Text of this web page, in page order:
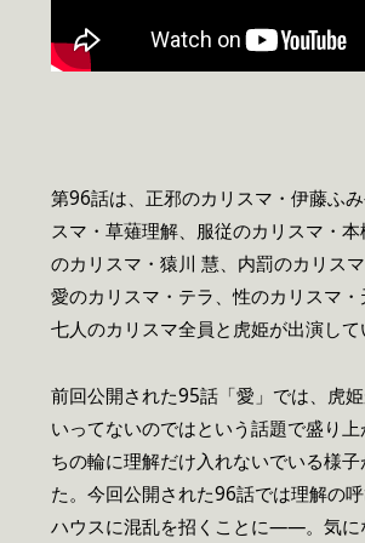
第96話は、正邪のカリスマ・伊藤ふ
スマ・草薙理解、服従のカリスマ・
のカリスマ・猿川 慧、内罰のカリス
愛のカリスマ・テラ、性のカリスマ・
七人のカリスマ全員と虎姫が出演して
前回公開された95話「愛」では、虎
いってないのではという話題で盛り
ちの輪に理解だけ入れないでいる様
た。今回公開された96話では理解の
ハウスに混乱を招くことに――。気に